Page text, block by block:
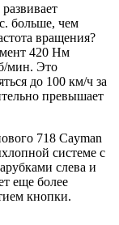
больше, чем
вращения?
420 Нм
мин. Это
до 100 км/ч за
превышает
718 Cayman
системе с
слева и
еще более
кнопки.